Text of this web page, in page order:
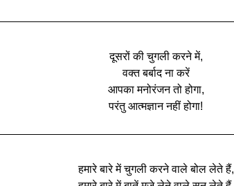
दूसरों की चुगली करने में,
वक्त बर्बाद ना करें
आपका मनोरंजन तो होगा,
परंतु आत्‍मज्ञान नहीं होगा!
हमारे बारे में चुगली करने वाले बोल लेते हैं,